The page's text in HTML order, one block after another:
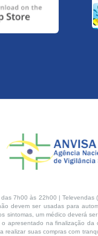
7h00 às 22h00 |
devem ser usadas para
um médico deverá
apresentado na finalização
suas compras com